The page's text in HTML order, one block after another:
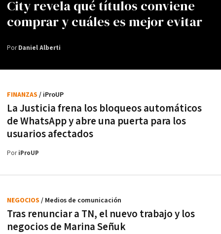
City revela qué títulos conviene
comprar y cuáles es mejor evitar
PorDaniel Alberti
La Justicia frena los bloqueos automáticos
de WhatsApp y abre una puerta para los
usuarios afectados
FINANZAS / iProUP
PoriProUP
Tras renunciar a TN, el nuevo trabajo y los
negocios de Marina Señuk
NEGOCIOS / Medios de comunicación